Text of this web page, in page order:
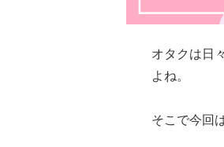
オタクは日
よね。
そこで今回